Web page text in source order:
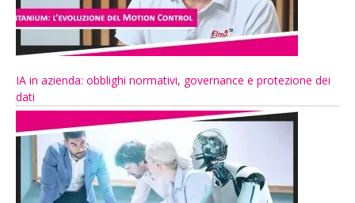
IA in azienda: obblighi normativi, governance e protezione dei
dati